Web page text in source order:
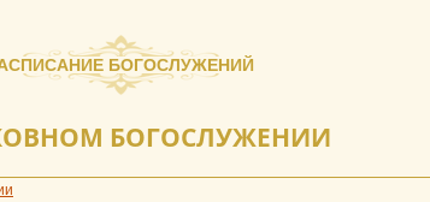
БОГОСЛУЖЕНИЙ
БОГОСЛУЖЕНИИ